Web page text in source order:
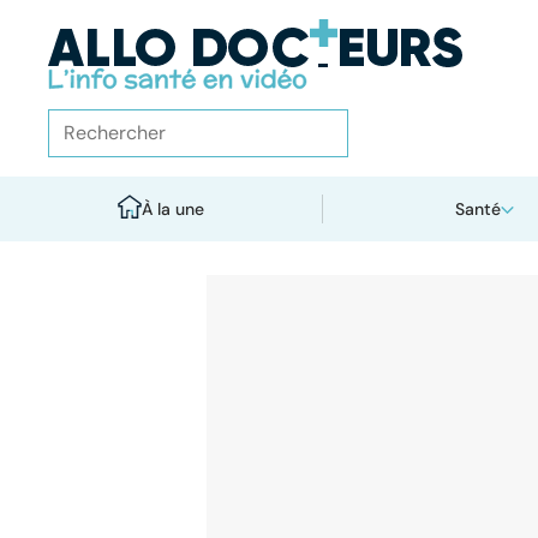
À la une Santé